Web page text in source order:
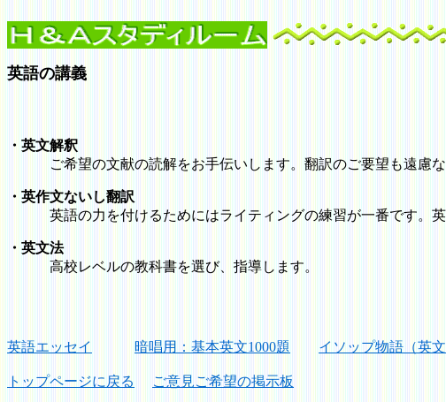
英語の講義
・英文解釈
ご希望の文献の読解をお手伝いします。翻訳のご要望も遠慮な
・英作文ないし翻訳
英語の力を付けるためにはライティングの練習が一番です。英
・英文法
高校レベルの教科書を選び、指導します。
英語エッセイ 暗唱用：基本英文1000題 イソップ物語（英文
トップページに戻る ご意見ご希望の掲示板